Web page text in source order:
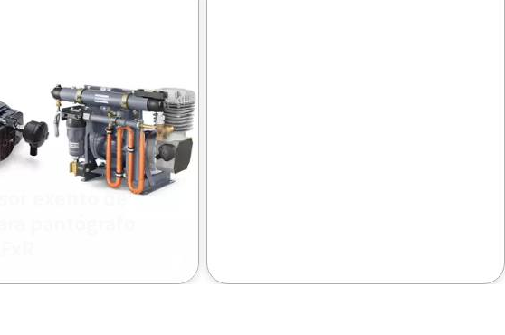
exento de